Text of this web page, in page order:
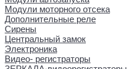
Модули моторного отсека
Дополнительные реле
Сирены
Центральный замок
Электроника
Видео- регистраторы